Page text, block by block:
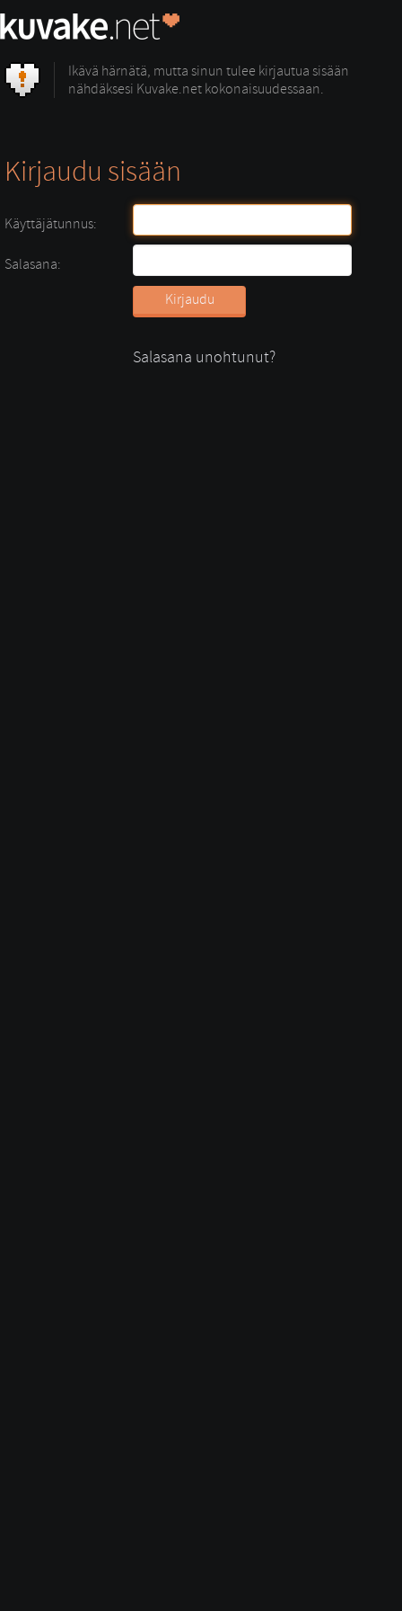
Ikävä härnätä, mutta sinun tulee kirjautua sisään
nähdäksesi Kuvake.net kokonaisuudessaan.
Kirjaudu sisään
Käyttäjätunnus:
Salasana:
Salasana unohtunut?